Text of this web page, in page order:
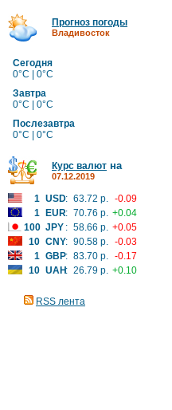
Прогноз погоды
Владивосток
Сегодня
0°C | 0°C
Завтра
0°C | 0°C
Послезавтра
0°C | 0°C
Курс валют на
07.12.2019
1 USD: 63.72 р. -0.09
1
EUR: 70.76 р. +0.04
100 JPY : 58.66 р. +0.05
10 CNY: 90.58 р. -0.03
1 GBP: 83.70 р. -0.17
10 UAH: 26.79 р. +0.10
RSS лента